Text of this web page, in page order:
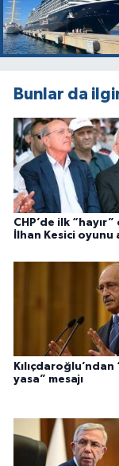
Bunlar da
CHP’de ilk “hayır”
İlhan Kesici oyunu
Kılıçdaroğlu’ndan
yasa” mesajı